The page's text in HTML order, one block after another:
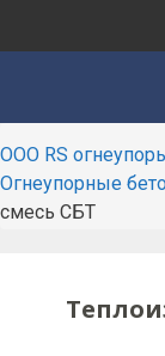
content
ООО RS
Огнеупорные
смесь СБТ